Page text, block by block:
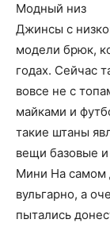
Модный низ
Джинсы с
модели брюк,
годах. Сейчас
вовсе не с
майками и
такие штаны
вещи базовые
Мини На самом
вульгарно, а
пытались